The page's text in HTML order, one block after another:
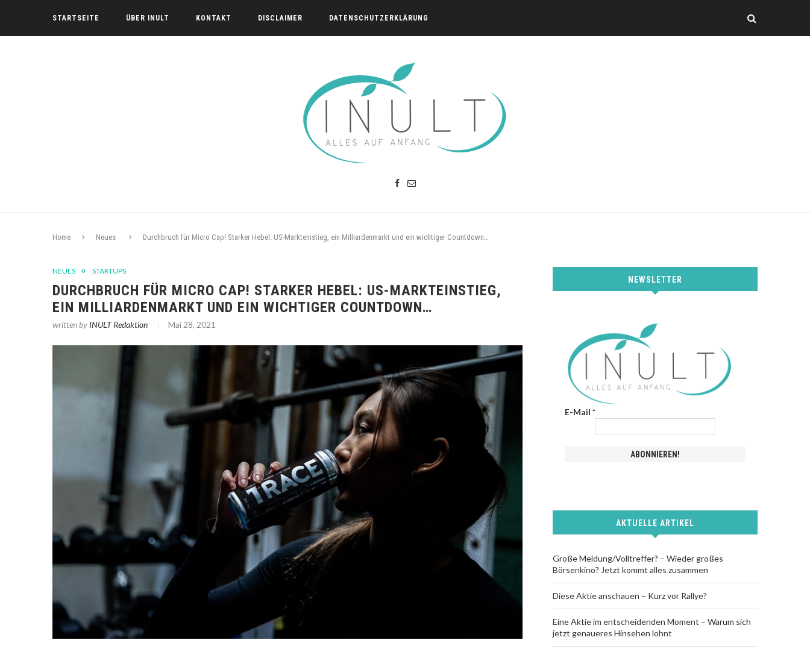
STARTSEITE ÜBER INULT KONTAKT DISCLAIMER DATENSCHUTZERKLÄRUNG
Home Neues Durchbruch für Micro Cap! Starker Hebel: US-Markteinstieg, ein Milliardenmarkt und ein wichtiger Countdown…
NEUES STARTUPS
DURCHBRUCH FÜR MICRO CAP! STARKER HEBEL: US-MARKTEINSTIEG,
EIN MILLIARDENMARKT UND EIN WICHTIGER COUNTDOWN…
written by INULT Redaktion Mai 28, 2021
NEWSLETTER
E-Mail *
AKTUELLE ARTIKEL
Große Meldung/Volltreffer? – Wieder großes
Börsenkino? Jetzt kommt alles zusammen
Diese Aktie anschauen – Kurz vor Rallye?
Eine Aktie im entscheidenden Moment – Warum sich
jetzt genaueres Hinsehen lohnt